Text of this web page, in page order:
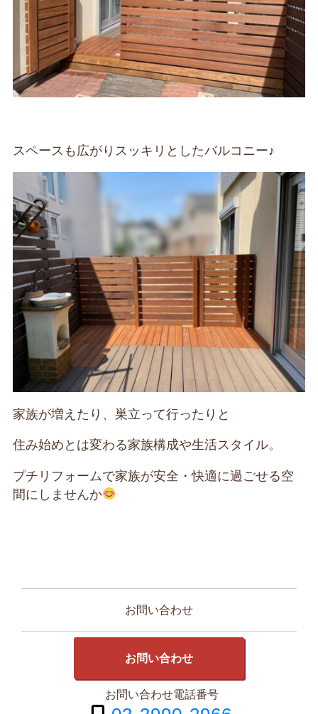
スペースも広がりスッキリとしたバルコニー♪
家族が増えたり、巣立って行ったりと
住み始めとは変わる家族構成や生活スタイル。
プチリフォームで家族が安全・快適に過ごせる空
間にしませんか
お問い合わせ
お問い合わせ
お問い合わせ電話番号